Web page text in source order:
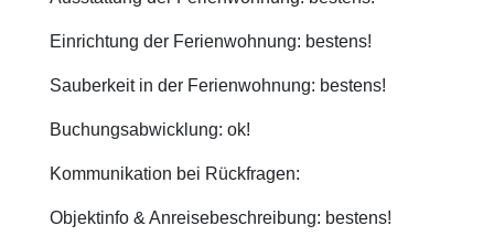
Einrichtung der Ferienwohnung: bestens!
Sauberkeit in der Ferienwohnung: bestens!
Buchungsabwicklung: ok!
Kommunikation bei Rückfragen:
Objektinfo & Anreisebeschreibung: bestens!